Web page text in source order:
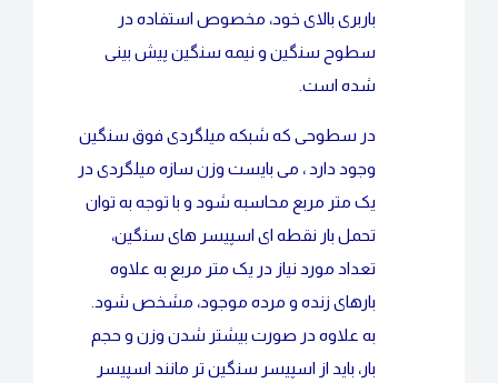
باربری بالای خود، مخصوص استفاده در
سطوح سنگین و نیمه سنگین پیش بینی
شده است.
در سطوحی که شبکه میلگردی فوق سنگین
وجود دارد ، می بایست وزن سازه میلگردی در
یک متر مربع محاسبه شود و با توجه به توان
تحمل بار نقطه ای اسپیسر های سنگین،
تعداد مورد نیاز در یک متر مربع به علاوه
بارهای زنده و مرده موجود، مشخص شود.
به علاوه در صورت بیشتر شدن وزن و حجم
بار، باید از اسپیسر سنگین تر مانند اسپیسر